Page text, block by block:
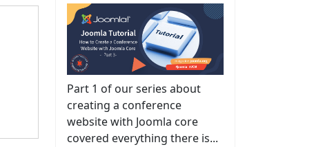
Part 1 of our series about
creating a conference
website with Joomla core
covered everything there is...